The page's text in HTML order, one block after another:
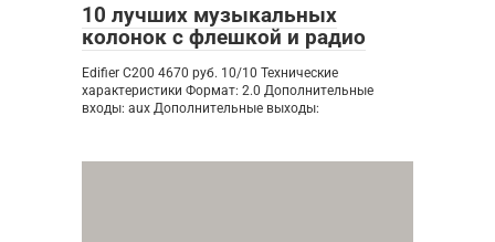
10 лучших музыкальных
колонок с флешкой и радио
Edifier C200 4670 руб. 10/10 Технические
характеристики Формат: 2.0 Дополнительные
входы: aux Дополнительные выходы: